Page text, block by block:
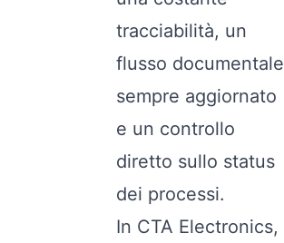
tracciabilità, un
flusso documentale
sempre aggiornato
e un controllo
diretto sullo status
dei processi.
In CTA Electronics,